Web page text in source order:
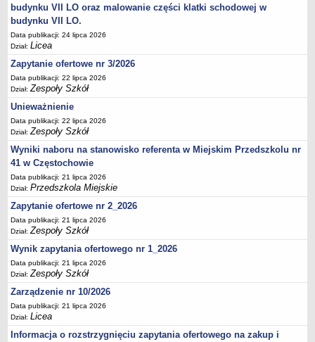
budynku VII LO oraz malowanie części klatki schodowej w
budynku VII LO.
Data publikacji: 24 lipca 2026
Dział:Licea
Zapytanie ofertowe nr 3/2026
Data publikacji: 22 lipca 2026
Dział:Zespoły Szkół
Unieważnienie
Data publikacji: 22 lipca 2026
Dział:Zespoły Szkół
Wyniki naboru na stanowisko referenta w Miejskim Przedszkolu nr
41 w Częstochowie
Data publikacji: 21 lipca 2026
Dział:Przedszkola Miejskie
Zapytanie ofertowe nr 2_2026
Data publikacji: 21 lipca 2026
Dział:Zespoły Szkół
Wynik zapytania ofertowego nr 1_2026
Data publikacji: 21 lipca 2026
Dział:Zespoły Szkół
Zarządzenie nr 10/2026
Data publikacji: 21 lipca 2026
Dział:Licea
Informacja o rozstrzygnięciu zapytania ofertowego na zakup i